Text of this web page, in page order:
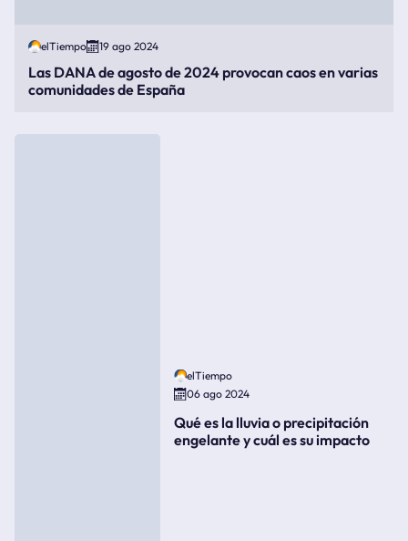
elTiempo 19 ago 2024
Las DANA de agosto de 2024 provocan caos en varias
comunidades de España
elTiempo
06 ago 2024
Qué es la lluvia o precipitación
engelante y cuál es su impacto